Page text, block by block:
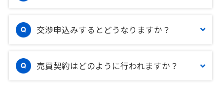
交渉申込みするとどうなりますか？
売買契約はどのように行われますか？